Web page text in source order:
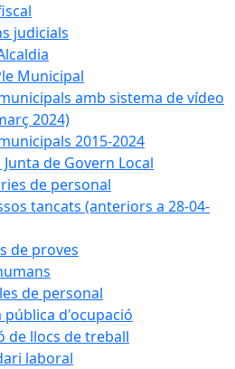
judicials
Municipal
amb sistema de vídeo
2024)
2015-2024
de Govern Local
de personal
tancats (anteriors a 28-04-
de proves
de personal
pública d'ocupació
de llocs de treball
laboral